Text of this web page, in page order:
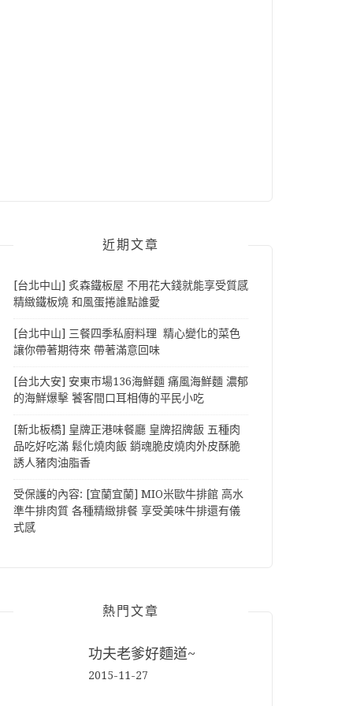
近期文章
[台北中山] 炙森鐵板屋 不用花大錢就能享受質感
精緻鐵板燒 和風蛋捲誰點誰愛
[台北中山] 三餐四季私廚料理 精心變化的菜色
讓你帶著期待來 帶著滿意回味
[台北大安] 安東市場136海鮮麵 痛風海鮮麵 濃郁
的海鮮爆擊 饕客間口耳相傳的平民小吃
[新北板橋] 皇牌正港味餐廳 皇牌招牌飯 五種肉
品吃好吃滿 鬆化燒肉飯 銷魂脆皮燒肉外皮酥脆
誘人豬肉油脂香
受保護的內容: [宜蘭宜蘭] MIO米歐牛排館 高水
準牛排肉質 各種精緻排餐 享受美味牛排還有儀
式感
熱門文章
功夫老爹好麵道~
2015-11-27